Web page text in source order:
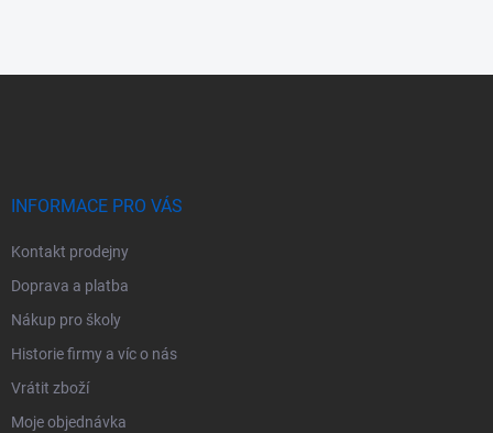
INFORMACE PRO VÁS
Kontakt prodejny
Doprava a platba
Nákup pro školy
Historie firmy a víc o nás
Vrátit zboží
Moje objednávka